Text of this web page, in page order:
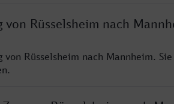
Rüsselsheim nach
Rüsselsheim nach Mannheim.